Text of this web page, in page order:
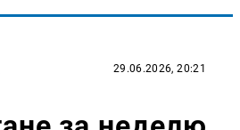
29.06.2026, 20:21